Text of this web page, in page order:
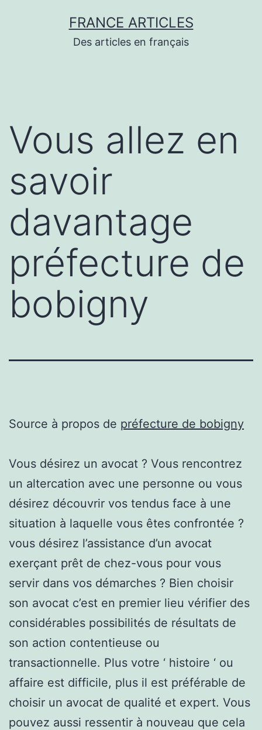
FRANCE ARTICLES
Des articles en français
Vous allez en
savoir
davantage
préfecture de
bobigny
Source à propos de préfecture de bobigny
Vous désirez un avocat ? Vous rencontrez
un altercation avec une personne ou vous
désirez découvrir vos tendus face à une
situation à laquelle vous êtes confrontée ?
vous désirez l’assistance d’un avocat
exerçant prêt de chez-vous pour vous
servir dans vos démarches ? Bien choisir
son avocat c’est en premier lieu vérifier des
considérables possibilités de résultats de
son action contentieuse ou
transactionnelle. Plus votre ‘ histoire ‘ ou
affaire est difficile, plus il est préférable de
choisir un avocat de qualité et expert. Vous
pouvez aussi ressentir à nouveau que cela